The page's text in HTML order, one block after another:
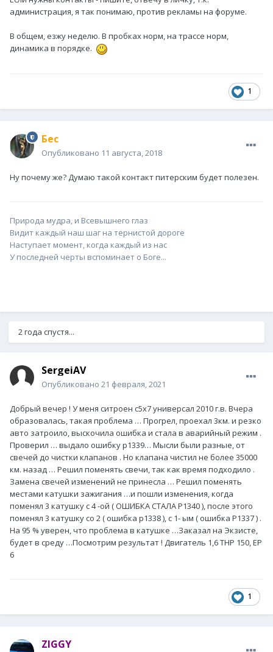
администрация, я так понимаю, против рекламы на форуме.
В общем, езжу неделю. В пробках норм, на трассе норм,
динамика в порядке.
1
Бес
Опубликовано 11 августа, 2018
Ну почему же? Думаю такой контакт питерским будет полезен.
Природа мудра, и Всевышнего глаз
Видит каждый наш шаг на тернистой дороге
Наступает момент, когда каждый из нас
У последней черты вспоминает о Боге...
2 года спустя...
SergeiAV
Опубликовано 21 февраля, 2021
Добрый вечер ! У меня ситроен с5х7 универсал 2010 г.в. Вчера
образовалась, такая проблема … Прогрел, проехал 3км. и резко
авто затроило, выскочила ошибка и стала в аварийный режим .
Проверил … выдало ошибку р1339… Мысли были разные, от
свечей до чистки клапанов . Но клапана чистил не более 35000
км. назад … Решил поменять свечи, так как время подходило .
Замена свечей изменений не принесла … Решил поменять
местами катушки зажигания …и пошли изменения, когда
поменял 3 катушку с 4 -ой ( ОШИБКА СТАЛА Р1340 ), после этого
поменял 3 катушку со 2 ( ошибка р1338 ), с 1- ым ( ошибка Р1337 ) .
На 95 % уверен, что проблема в катушке …Заказал на Экзисте,
будет в среду …Посмотрим результат ! Двигатель 1,6 ТНР 150, ЕР
6
1
ZIGGY